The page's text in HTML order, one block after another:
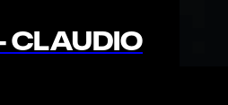
CLAUDIO